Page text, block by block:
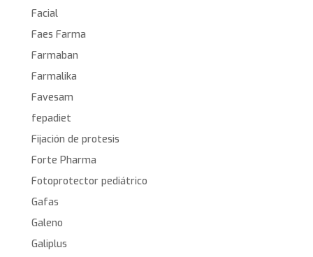
Facial
Faes Farma
Farmaban
Farmalika
Favesam
fepadiet
Fijación de protesis
Forte Pharma
Fotoprotector pediátrico
Gafas
Galeno
Galiplus